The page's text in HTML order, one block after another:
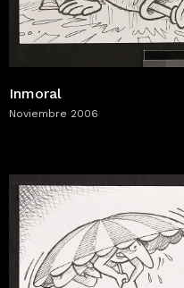
Inmoral
Noviembre 2006